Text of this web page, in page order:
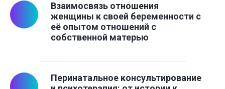
Взаимосвязь отношения
женщины к своей беременности с
её опытом отношений с
собственной матерью
Перинатальное консультирование